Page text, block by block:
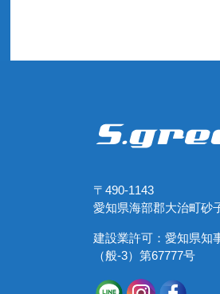
〒490-1143
愛知県海部郡大治町砂
建設業許可：愛知県知
（般-3）第67777号